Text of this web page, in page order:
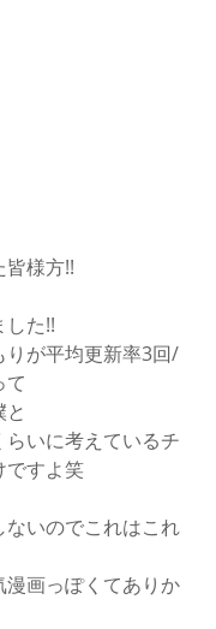
様方!!
した!!
りが平均更新率3回/
て
らいに考えているチ
ですよ笑
いのでこれはこれ
画っぽくてありか